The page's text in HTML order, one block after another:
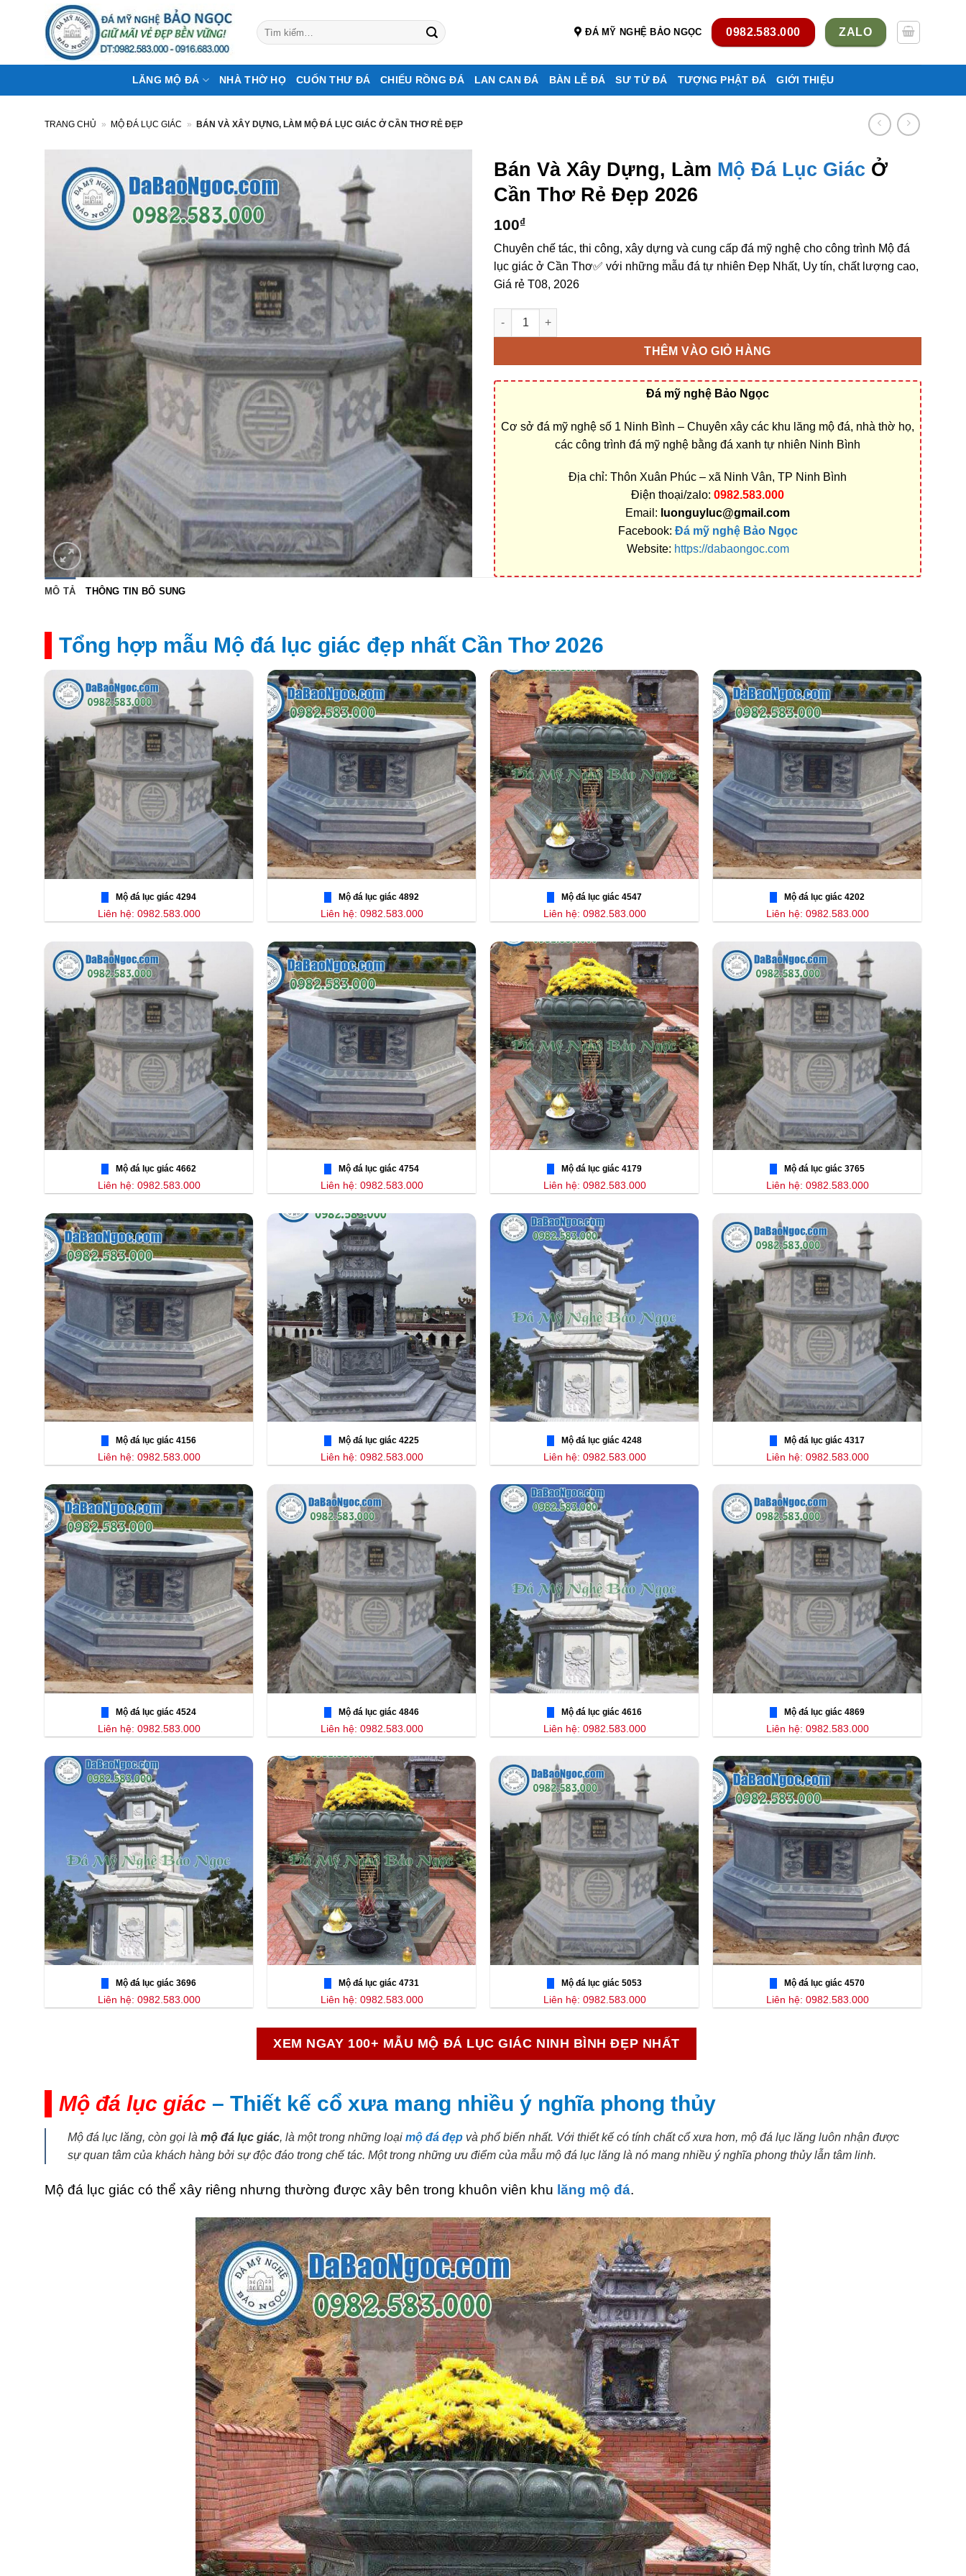
dung
Tìm
kiếm:
ĐÁ MỸ NGHỆ BẢO NGỌC 0982.583.000 ZALO
LĂNG MỘ ĐÁ NHÀ THỜ HỌ CUỐN THƯ ĐÁ CHIẾU RỒNG ĐÁ LAN CAN ĐÁ BÀN LỄ ĐÁ SƯ TỬ ĐÁ TƯỢNG PHẬT ĐÁ GIỚI THIỆU
TRANG CHỦ » MỘ ĐÁ LỤC GIÁC » BÁN VÀ XÂY DỰNG, LÀM MỘ ĐÁ LỤC GIÁC Ở CẦN THƠ RẺ ĐẸP
Bán Và Xây Dựng, Làm Mộ Đá Lục Giác Ở
Cần Thơ Rẻ Đẹp 2026
100₫
Chuyên chế tác, thi công, xây dựng và cung cấp đá mỹ nghệ cho công trình Mộ đá
lục giác ở Cần Thơ✅ với những mẫu đá tự nhiên Đẹp Nhất, Uy tín, chất lượng cao,
Giá rẻ T08, 2026
Bán và xây dựng, làm Mộ đá lục giác ở Cần Thơ rẻ đẹp số lượng
THÊM VÀO GIỎ HÀNG
Đá mỹ nghệ Bảo Ngọc
Cơ sở đá mỹ nghệ số 1 Ninh Bình – Chuyên xây các khu lăng mộ đá, nhà thờ họ,
các công trình đá mỹ nghệ bằng đá xanh tự nhiên Ninh Bình
Địa chỉ: Thôn Xuân Phúc – xã Ninh Vân, TP Ninh Bình
Điện thoại/zalo: 0982.583.000
Email: luonguyluc@gmail.com
Facebook: Đá mỹ nghệ Bảo Ngọc
Website: https://dabaongoc.com
MÔ TẢ THÔNG TIN BỔ SUNG
Tổng hợp mẫu Mộ đá lục giác đẹp nhất Cần Thơ 2026
Mộ đá lục giác 4294
Liên hệ: 0982.583.000
Mộ đá lục giác 4892
Liên hệ: 0982.583.000
Mộ đá lục giác 4547
Liên hệ: 0982.583.000
Mộ đá lục giác 4202
Liên hệ: 0982.583.000
Mộ đá lục giác 4662
Liên hệ: 0982.583.000
Mộ đá lục giác 4754
Liên hệ: 0982.583.000
Mộ đá lục giác 4179
Liên hệ: 0982.583.000
Mộ đá lục giác 3765
Liên hệ: 0982.583.000
Mộ đá lục giác 4156
Liên hệ: 0982.583.000
Mộ đá lục giác 4225
Liên hệ: 0982.583.000
Mộ đá lục giác 4248
Liên hệ: 0982.583.000
Mộ đá lục giác 4317
Liên hệ: 0982.583.000
Mộ đá lục giác 4524
Liên hệ: 0982.583.000
Mộ đá lục giác 4846
Liên hệ: 0982.583.000
Mộ đá lục giác 4616
Liên hệ: 0982.583.000
Mộ đá lục giác 4869
Liên hệ: 0982.583.000
Mộ đá lục giác 3696
Liên hệ: 0982.583.000
Mộ đá lục giác 4731
Liên hệ: 0982.583.000
Mộ đá lục giác 5053
Liên hệ: 0982.583.000
Mộ đá lục giác 4570
Liên hệ: 0982.583.000
XEM NGAY 100+ MẪU MỘ ĐÁ LỤC GIÁC NINH BÌNH ĐẸP NHẤT
Mộ đá lục giác – Thiết kế cổ xưa mang nhiều ý nghĩa phong thủy
Mộ đá lục lăng, còn gọi là mộ đá lục giác, là một trong những loại mộ đá đẹp và phổ biến nhất. Với thiết kế có tính chất cổ xưa hơn, mộ đá lục lăng luôn nhận được
sự quan tâm của khách hàng bởi sự độc đáo trong chế tác. Một trong những ưu điểm của mẫu mộ đá lục lăng là nó mang nhiều ý nghĩa phong thủy lẫn tâm linh.
Mộ đá lục giác có thể xây riêng nhưng thường được xây bên trong khuôn viên khu lăng mộ đá.